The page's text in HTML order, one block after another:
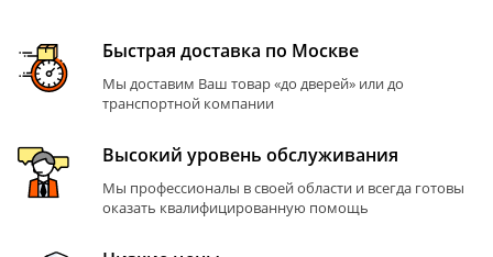
Быстрая доставка по Москве
Мы доставим Ваш товар «до дверей» или до
транспортной компании
Высокий уровень обслуживания
Мы профессионалы в своей области и всегда готовы
оказать квалифицированную помощь